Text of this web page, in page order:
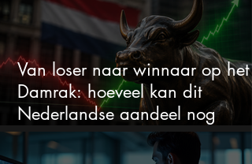
Van loser naar winnaar op het
Damrak: hoeveel kan dit
Nederlandse aandeel nog
stijgen?